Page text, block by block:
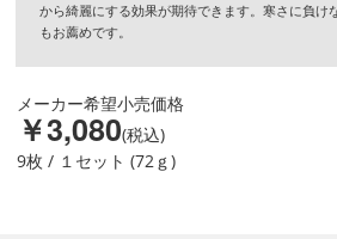
から綺麗にする効果が期待できます。寒さに負け
もお薦めです。
メーカー希望小売価格
￥3,080(税込)
9枚 / １セット (72ｇ)